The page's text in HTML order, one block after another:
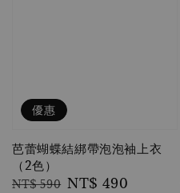
優惠
芭蕾蝴蝶結綁帶泡泡袖上衣
（2色）
Regular
NT$ 590 Sale
NT$ 490